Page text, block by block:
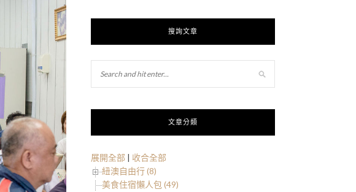
搜詢文章
文章分類
展開全部 | 收合全部
紐澳自由行 (8)
美食住宿懶人包 (49)